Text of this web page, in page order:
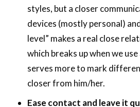
styles, but a closer
devices (mostly personal)
level” makes a real close
which breaks up when we
serves more to mark
closer from him/her.
Ease contact and leave it